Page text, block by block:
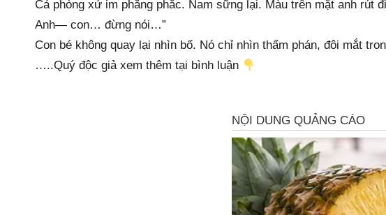
Cả phòng xử im phăng phắc. Nam sững lại. Màu trên mặt anh rút
Anh— con… đừng nói…”
Con bé không quay lại nhìn bố. Nó chỉ nhìn thẩm phán, đôi mắt
…..Quý độc giả xem thêm tại bình luận